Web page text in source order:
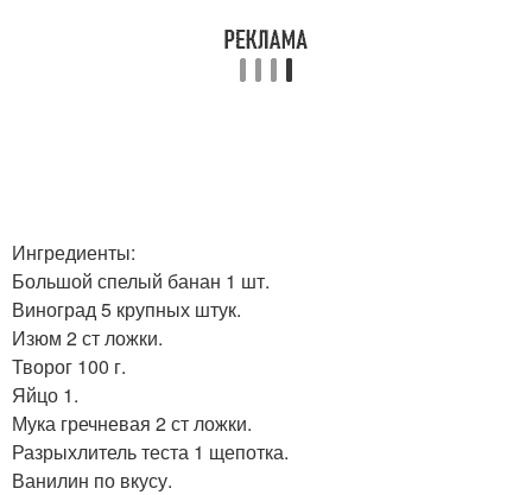
Ингредиенты:
Большой спелый банан 1 шт.
Виноград 5 крупных штук.
Изюм 2 ст ложки.
Творог 100 г.
Яйцо 1.
Мука гречневая 2 ст ложки.
Разрыхлитель теста 1 щепотка.
Ванилин по вкусу.